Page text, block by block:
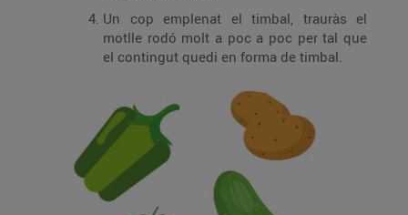
Un cop emplenat el timbal, trauràs el
motlle rodó molt a poc a poc per tal que
el contingut quedi en forma de timbal.